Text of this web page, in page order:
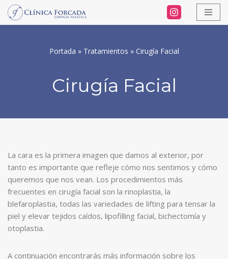
Saltar
Portada » Tratamientos » Cirugía Facial
Cirugía Facial
La cara es la primera imagen que damos al exterior, por
tanto es importante que refleje cómo nos sentimos y cómo
queremos que nos vean. Los procedimientos más
frecuentes en cirugía facial son la rinoplastia, la
blefaroplastia, todas las variedades de lifting para tensar la
piel y elevar tejidos caídos, lipofilling facial, bichectomía y
otoplastia.
A continuación encontrarás más información sobre los